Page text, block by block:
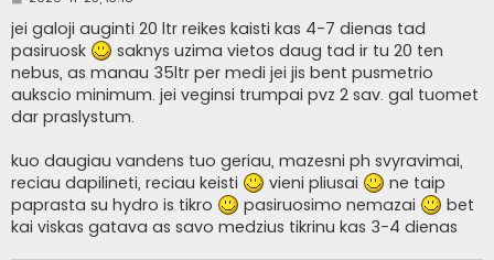
a
n
d
a
r
t
i
n
jei galoji auginti 20 ltr reikes kaisti kas 4-7 dienas tad
pasiruosk
saknys uzima vietos daug tad ir tu 20 ten
nebus, as manau 35ltr per medi jei jis bent pusmetrio
aukscio minimum. jei veginsi trumpai pvz 2 sav. gal tuomet
dar praslystum.
kuo daugiau vandens tuo geriau, mazesni ph svyravimai,
reciau dapilineti, reciau keisti
vieni pliusai
ne taip
paprasta su hydro is tikro
pasiruosimo nemazai
bet
kai viskas gatava as savo medzius tikrinu kas 3-4 dienas